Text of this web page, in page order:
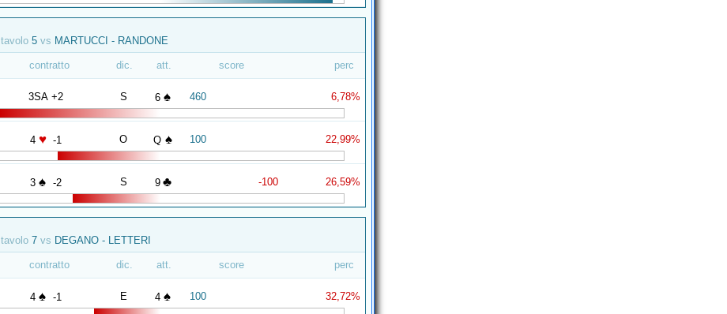
tavolo 5 vs MARTUCCI - RANDONE
contratto dic. att. score perc
3SA +2 S 6 ♠ 460 6,78%
4 ♥ -1 O Q ♠ 100 22,99%
3 ♠ -2 S 9 ♣ -100 26,59%
tavolo 7 vs DEGANO - LETTERI
contratto dic. att. score perc
4 ♠ -1 E 4 ♠ 100 32,72%